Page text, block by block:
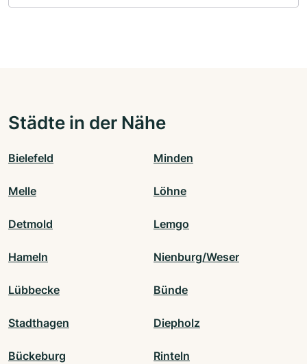
Städte in der Nähe
Bielefeld Minden
Melle Löhne
Detmold Lemgo
Hameln Nienburg/Weser
Lübbecke Bünde
Stadthagen Diepholz
Bückeburg Rinteln